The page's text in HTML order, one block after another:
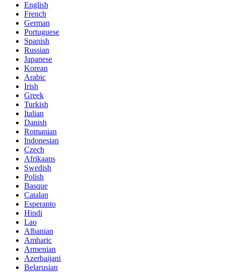
English
French
German
Portuguese
Spanish
Russian
Japanese
Korean
Arabic
Irish
Greek
Turkish
Italian
Danish
Romanian
Indonesian
Czech
Afrikaans
Swedish
Polish
Basque
Catalan
Esperanto
Hindi
Lao
Albanian
Amharic
Armenian
Azerbaijani
Belarusian